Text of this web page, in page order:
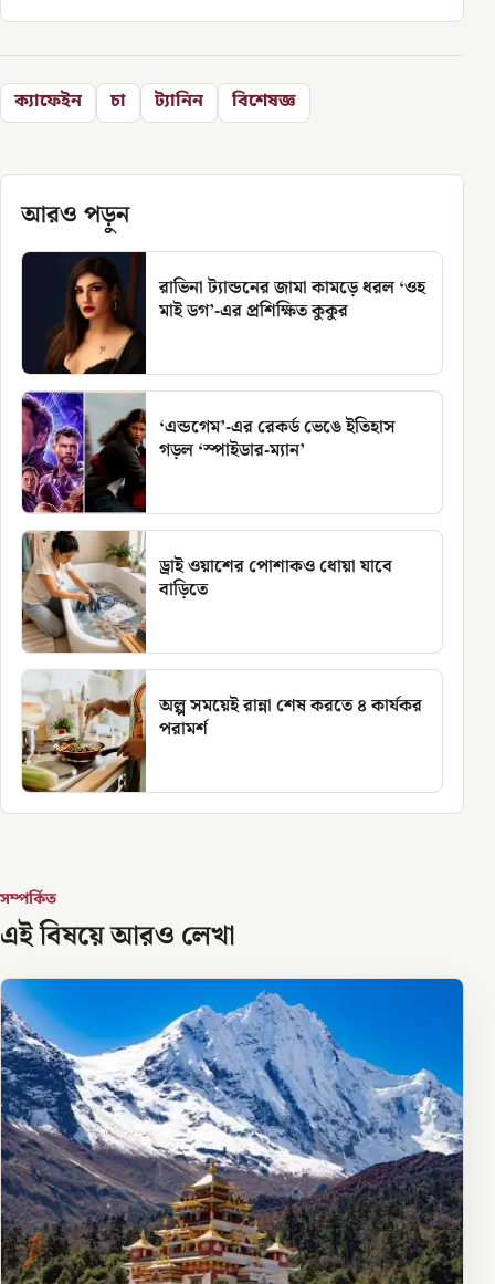
ক্যাফেইন চা ট্যানিন বিশেষজ্ঞ
আরও পড়ুন
রাভিনা ট্যান্ডনের জামা কামড়ে ধরল ‘ওহ
মাই ডগ’-এর প্রশিক্ষিত কুকুর
‘এন্ডগেম’-এর রেকর্ড ভেঙে ইতিহাস
গড়ল ‘স্পাইডার-ম্যান’
ড্রাই ওয়াশের পোশাকও ধোয়া যাবে
বাড়িতে
অল্প সময়েই রান্না শেষ করতে ৪ কার্যকর
পরামর্শ
সম্পর্কিত
এই বিষয়ে আরও লেখা